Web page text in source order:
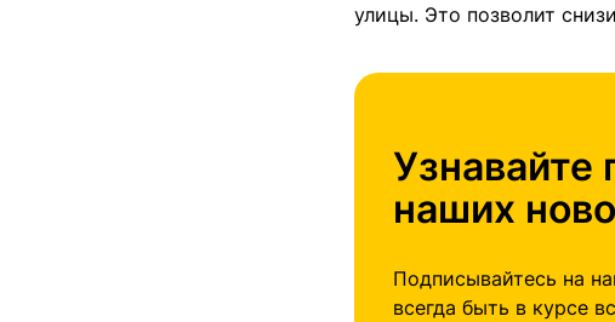
улицы. Это позволит
наших
Подписывайтесь на
всегда быть в курсе